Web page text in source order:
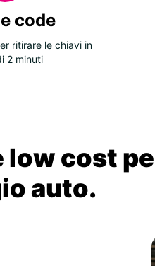
code
ritirare le chiavi in
2 minuti
cost
auto.